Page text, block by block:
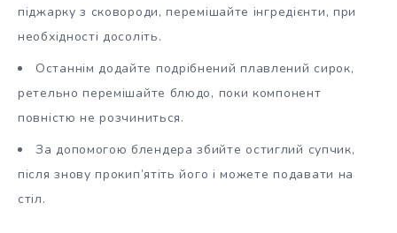
піджарку з сковороди, перемішайте інгредієнти, при
необхідності досоліть.
Останнім додайте подрібнений плавлений сирок,
ретельно перемішайте блюдо, поки компонент
повністю не розчиниться.
За допомогою блендера збийте остиглий супчик,
після знову прокип’ятіть його і можете подавати на
стіл.